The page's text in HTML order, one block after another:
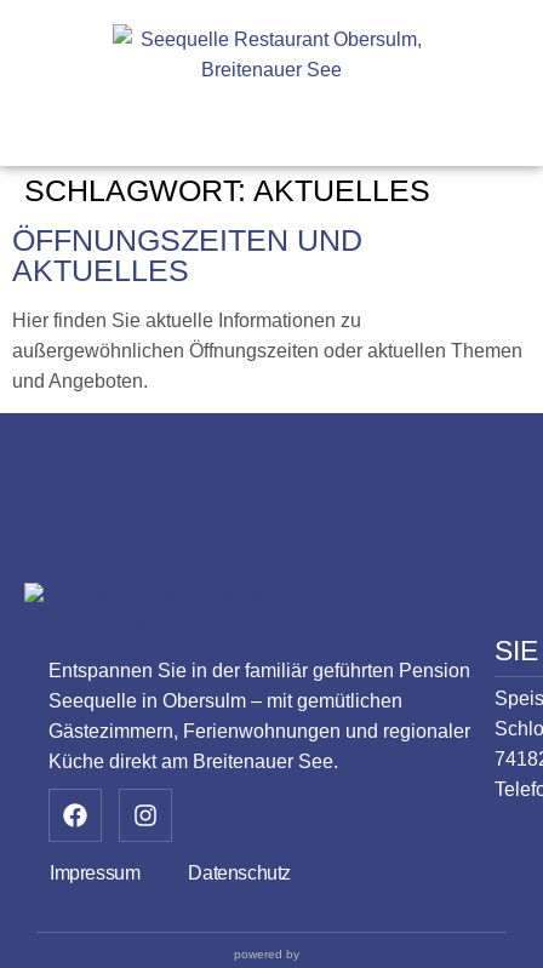
SCHLAGWORT: AKTUELLES
ÖFFNUNGSZEITEN UND
AKTUELLES
Hier finden Sie aktuelle Informationen zu
außergewöhnlichen Öffnungszeiten oder aktuellen Themen
und Angeboten.
Entspannen Sie in der familiär geführten Pension
Seequelle in Obersulm – mit gemütlichen
Gästezimmern, Ferienwohnungen und regionaler
Küche direkt am Breitenauer See.
Impressum Datenschutz
powered by